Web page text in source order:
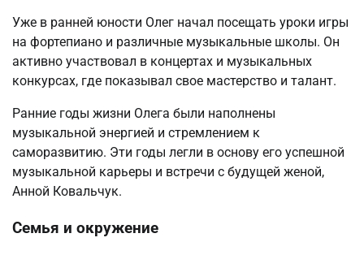
Уже в ранней юности Олег начал посещать уроки игры
на фортепиано и различные музыкальные школы. Он
активно участвовал в концертах и музыкальных
конкурсах, где показывал свое мастерство и талант.
Ранние годы жизни Олега были наполнены
музыкальной энергией и стремлением к
саморазвитию. Эти годы легли в основу его успешной
музыкальной карьеры и встречи с будущей женой,
Анной Ковальчук.
Семья и окружение